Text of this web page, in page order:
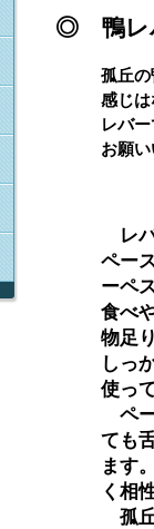
レ
ペー
ーペ
食べ
物足
しっ
使っ
ペ
ても
ます
く相
孤
孤丘
感じ
レバ
お願
◎ 鴨レ